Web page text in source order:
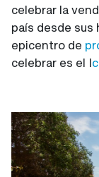
celebrar la
país desde sus
epicentro de
celebrar es el I